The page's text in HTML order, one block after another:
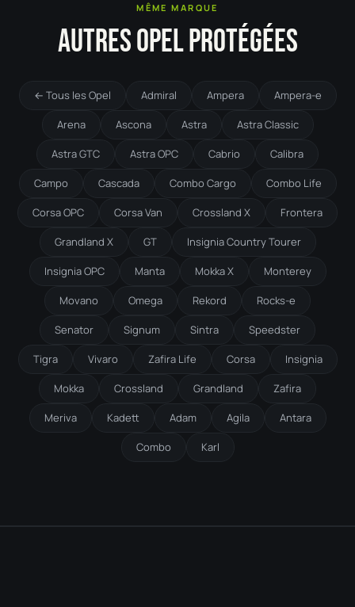
MÊME MARQUE
AUTRES OPEL PROTÉGÉES
← Tous les Opel Admiral Ampera Ampera-e
Arena Ascona Astra Astra Classic
Astra GTC Astra OPC Cabrio Calibra
Campo Cascada Combo Cargo Combo Life
Corsa OPC Corsa Van Crossland X Frontera
Grandland X GT Insignia Country Tourer
Insignia OPC Manta Mokka X Monterey
Movano Omega Rekord Rocks-e
Senator Signum Sintra Speedster
Tigra Vivaro Zafira Life Corsa Insignia
Mokka Crossland Grandland Zafira
Meriva Kadett Adam Agila Antara
Combo Karl